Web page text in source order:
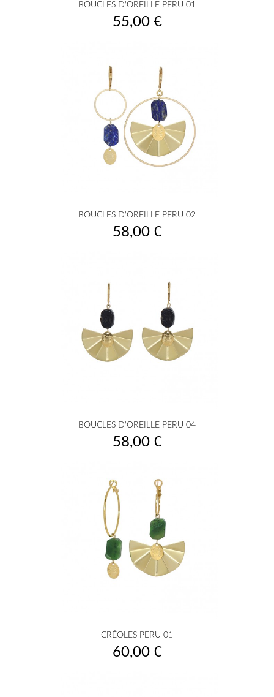
BOUCLES D'OREILLE PERU 01
Prix
55,00 €
BOUCLES D'OREILLE PERU 02
Prix
58,00 €
BOUCLES D'OREILLE PERU 04
Prix
58,00 €
CRÉOLES PERU 01
Prix
60,00 €